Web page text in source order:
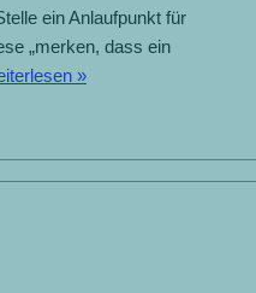
ein Anlaufpunkt für
„merken, dass ein
»